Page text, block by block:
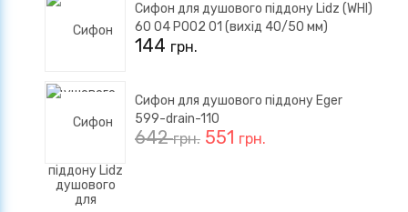
Сифон для душового піддону Lidz (WHI)
60 04 P002 01 (вихід 40/50 мм)
144 грн.
Сифон для душового піддону Eger
599-drain-110
642грн. 551 грн.